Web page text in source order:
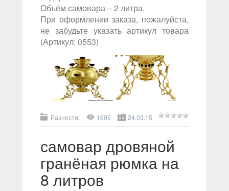
Объём самовара – 2 литра.
При оформлении заказа, пожалуйста,
не забудьте указать артикул товара
(Артикул: 0553)
Разности. 1605 24.03.15
самовар дровяной
гранёная рюмка на
8 литров